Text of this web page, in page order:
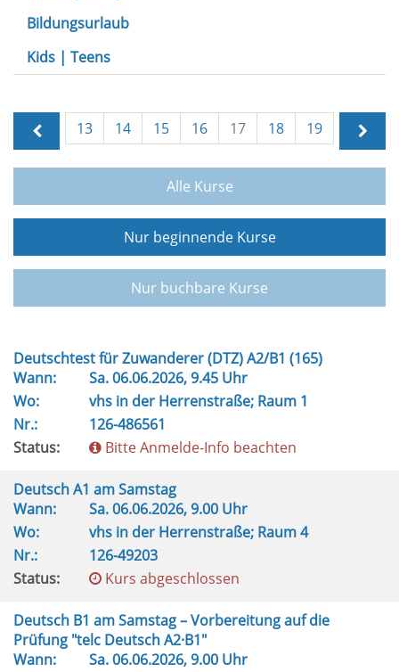
Bildungsurlaub
Kids | Teens
13 14 15 16 17 18 19
Alle Kurse
Nur beginnende Kurse
Nur buchbare Kurse
Deutschtest für Zuwanderer (DTZ) A2/B1 (165)
Wann:
Sa.06.06.2026, 9.45 Uhr
Wo:
vhs in der Herrenstraße; Raum 1
Nr.:
126-486561
Status:
Bitte Anmelde-Info beachten
Deutsch A1 am Samstag
Wann:
Sa.06.06.2026, 9.00 Uhr
Wo:
vhs in der Herrenstraße; Raum 4
Nr.:
126-49203
Status:
Kurs abgeschlossen
Deutsch B1 am Samstag – Vorbereitung auf die
Prüfung "telc Deutsch A2·B1"
Wann:
Sa.06.06.2026, 9.00 Uhr